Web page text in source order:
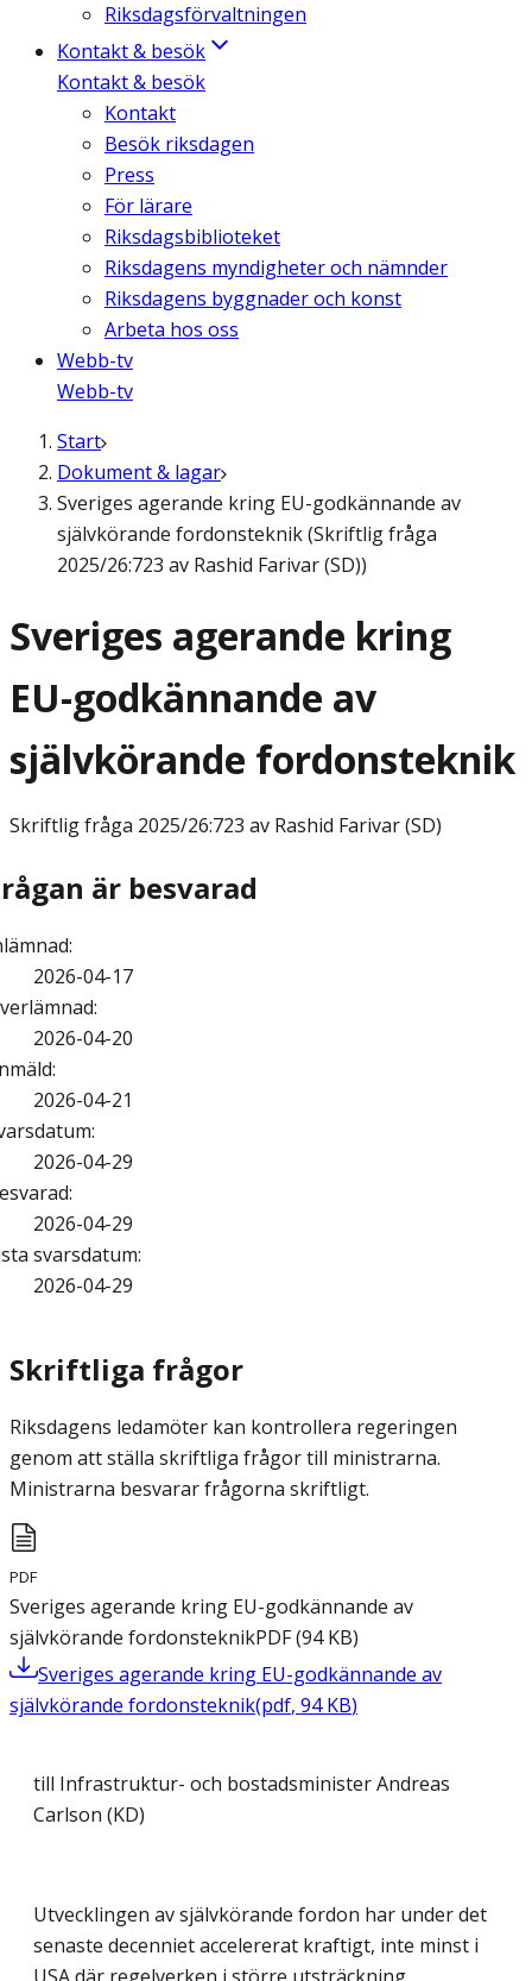
Riksdagsförvaltningen
Kontakt & besök
Kontakt & besök
Kontakt
Besök riksdagen
Press
För lärare
Riksdagsbiblioteket
Riksdagens myndigheter och nämnder
Riksdagens byggnader och konst
Arbeta hos oss
Webb-tv
Webb-tv
Start
Dokument & lagar
Sveriges agerande kring EU-godkännande av
självkörande fordonsteknik (Skriftlig fråga
2025/26:723 av Rashid Farivar (SD))
Sveriges agerande kring
EU-godkännande av
självkörande fordonsteknik
Skriftlig fråga 2025/26:723 av Rashid Farivar (SD)
är besvarad
:
2026-04-17
:
2026-04-20
:
2026-04-21
:
2026-04-29
:
2026-04-29
svarsdatum:
2026-04-29
Skriftliga frågor
Riksdagens ledamöter kan kontrollera regeringen
genom att ställa skriftliga frågor till ministrarna.
Ministrarna besvarar frågorna skriftligt.
PDF
Sveriges agerande kring EU-godkännande av
självkörande fordonsteknikPDF(94 KB)
Sveriges agerande kring EU-godkännande av
självkörande fordonsteknik(pdf, 94 KB)
till Infrastruktur- och bostadsminister Andreas
Carlson (KD)
Utvecklingen av självkörande fordon har under det
senaste decenniet accelererat kraftigt, inte minst i